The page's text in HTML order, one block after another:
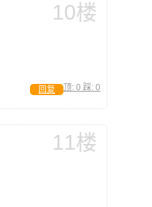
10楼
顶: 0 踩: 0
回复
11楼